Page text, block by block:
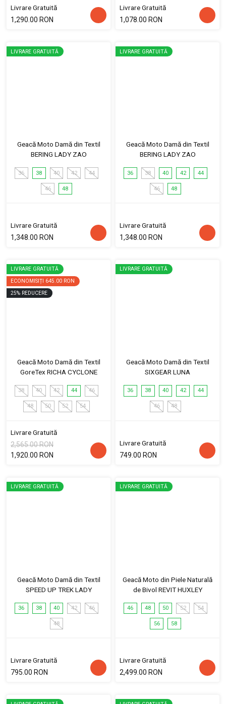
Livrare Gratuită
1,290.00 RON
Livrare Gratuită
1,078.00 RON
LIVRARE GRATUITĂ
Geacă Moto Damă din Textil
BERING LADY ZAO
36 38 40 42 44
46 48
Livrare Gratuită
1,348.00 RON
LIVRARE GRATUITĂ
Geacă Moto Damă din Textil
BERING LADY ZAO
36 38 40 42 44
46 48
Livrare Gratuită
1,348.00 RON
LIVRARE GRATUITĂ
ECONOMISIȚI 645.00 RON
25% REDUCERE
Geacă Moto Damă din Textil
GoreTex RICHA CYCLONE
38 40 42 44 46
48 50 52 54
Livrare Gratuită
2,565.00 RON
1,920.00 RON
LIVRARE GRATUITĂ
Geacă Moto Damă din Textil
SIXGEAR LUNA
36 38 40 42 44
46 48
Livrare Gratuită
749.00 RON
LIVRARE GRATUITĂ
Geacă Moto Damă din Textil
SPEED UP TREK LADY
36 38 40 42 46
48
Livrare Gratuită
795.00 RON
LIVRARE GRATUITĂ
Geacă Moto din Piele Naturală
de Bivol REVIT HUXLEY
46 48 50 52 54
56 58
Livrare Gratuită
2,499.00 RON